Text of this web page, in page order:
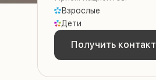
Взрослые
Дети
Получить контакт